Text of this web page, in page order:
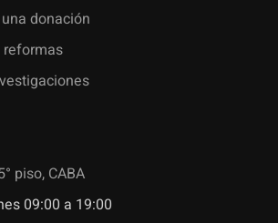
donación
reformas
piso, CABA
09:00 a 19:00